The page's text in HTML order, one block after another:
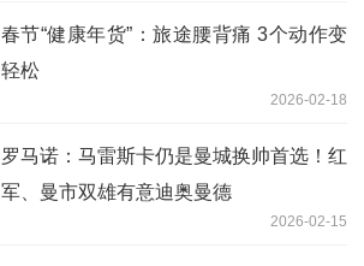
春节“健康年货”：旅途腰背痛 3个动作变
轻松
2026-02-18
罗马诺：马雷斯卡仍是曼城换帅首选！红
军、曼市双雄有意迪奥曼德
2026-02-15